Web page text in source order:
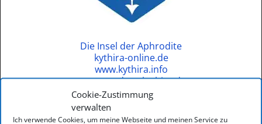
Cookie-Zustimmung
verwalten
Ich verwende Cookies, um meine Webseite und meinen Service zu
Die Insel der Aphrodite
kythira-online.de
www.kythira.info
www.wandern-kythira.de
www.kytheratrails.gr
www.visitkythera.com
www.kythera.gr